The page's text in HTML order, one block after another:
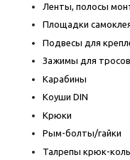
Ленты, полосы
Площадки
Подвесы для
Зажимы для тросов
Карабины
Коуши DIN
Крюки
Рым-болты/гайки
Талрепы крюк-